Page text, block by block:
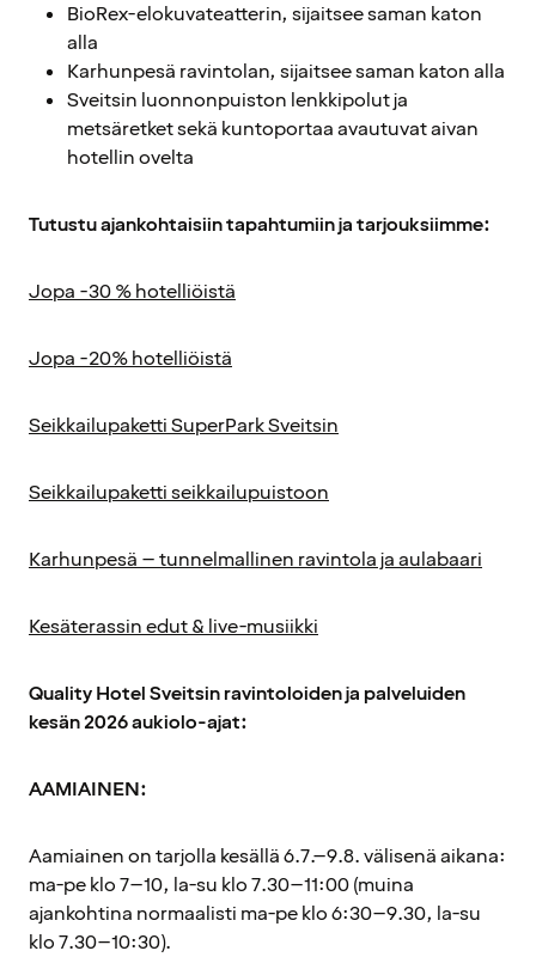
BioRex-elokuvateatterin, sijaitsee saman katon
alla
Karhunpesä ravintolan, sijaitsee saman katon alla
Sveitsin luonnonpuiston lenkkipolut ja
metsäretket sekä kuntoportaa avautuvat aivan
hotellin ovelta
Tutustu ajankohtaisiin tapahtumiin ja tarjouksiimme:
Jopa -30 % hotelliöistä
Jopa -20% hotelliöistä
Seikkailupaketti SuperPark Sveitsin
Seikkailupaketti seikkailupuistoon
Karhunpesä – tunnelmallinen ravintola ja aulabaari
Kesäterassin edut & live-musiikki
Quality Hotel Sveitsin ravintoloiden ja palveluiden
kesän 2026 aukiolo-ajat:
AAMIAINEN:
Aamiainen on tarjolla kesällä 6.7.–9.8. välisenä aikana:
ma-pe klo 7–10, la-su klo 7.30–11:00 (muina
ajankohtina normaalisti ma-pe klo 6:30–9.30, la-su
klo 7.30–10:30).